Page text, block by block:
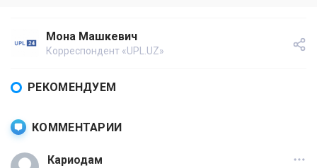
Мона Машкевич
Корреспондент «UPL.UZ»
РЕКОМЕНДУЕМ
КОММЕНТАРИИ
Кариодам